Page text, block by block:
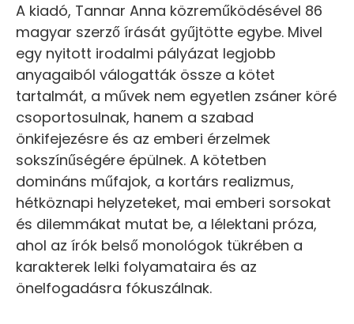
A kiadó, Tannar Anna közreműködésével 86
magyar szerző írását gyűjtötte egybe. Mivel
egy nyitott irodalmi pályázat legjobb
anyagaiból válogatták össze a kötet
tartalmát, a művek nem egyetlen zsáner köré
csoportosulnak, hanem a szabad
önkifejezésre és az emberi érzelmek
sokszínűségére épülnek. A kötetben
domináns műfajok, a kortárs realizmus,
hétköznapi helyzeteket, mai emberi sorsokat
és dilemmákat mutat be, a lélektani próza,
ahol az írók belső monológok tükrében a
karakterek lelki folyamataira és az
önelfogadásra fókuszálnak.